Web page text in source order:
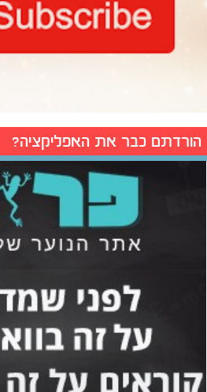
הורדתם כבר את האפליקציה?